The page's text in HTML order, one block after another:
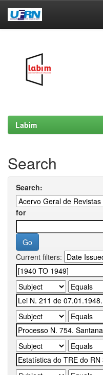
Labim
Search
Search:
for
Current filters: